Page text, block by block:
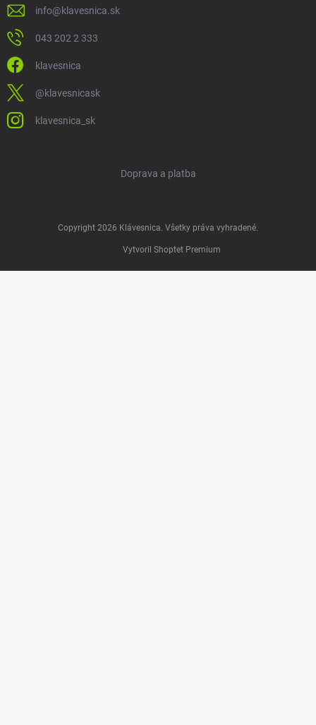
info@klavesnica.sk
043 202 2 333
klavesnica
@klavesnicask
klavesnica_sk
Doprava a platba
Vytvoril Shoptet Premium
Copyright 2026 Klávesnica. Všetky práva vyhradené.